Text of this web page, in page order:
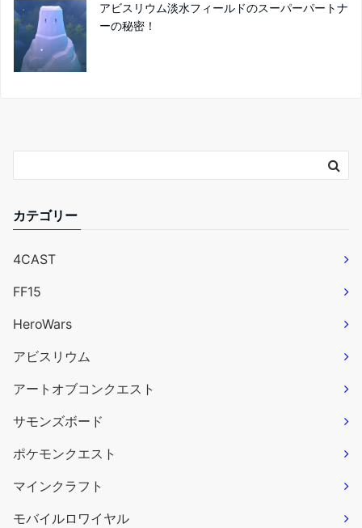
アビスリウム淡水フィールドのスーパーパートナ
ーの秘密！
カテゴリー
4CAST
FF15
HeroWars
アビスリウム
アートオブコンクエスト
サモンズボード
ポケモンクエスト
マインクラフト
モバイルロワイヤル